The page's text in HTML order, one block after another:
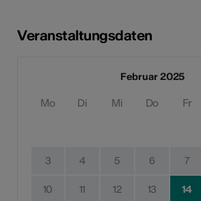
Veranstaltungsdaten
Februar 2025
Mo Di Mi Do Fr
3 4 5 6 7
10 11 12 13 14